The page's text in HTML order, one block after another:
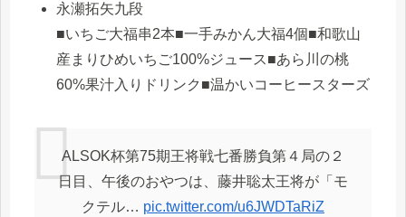
永瀬拓矢九段
■いちご大福串2本■一手みかん大福4個■和歌山
産まりひめいちご100%ジュース■あら川の桃
60%果汁入りドリンク■温かいコーヒースターズ
ALSOK杯第75期王将戦七番勝負第４局の２
日目、午後のおやつは、藤井聡太王将が「モ
クテル… pic.twitter.com/u6JWDTaRiZ